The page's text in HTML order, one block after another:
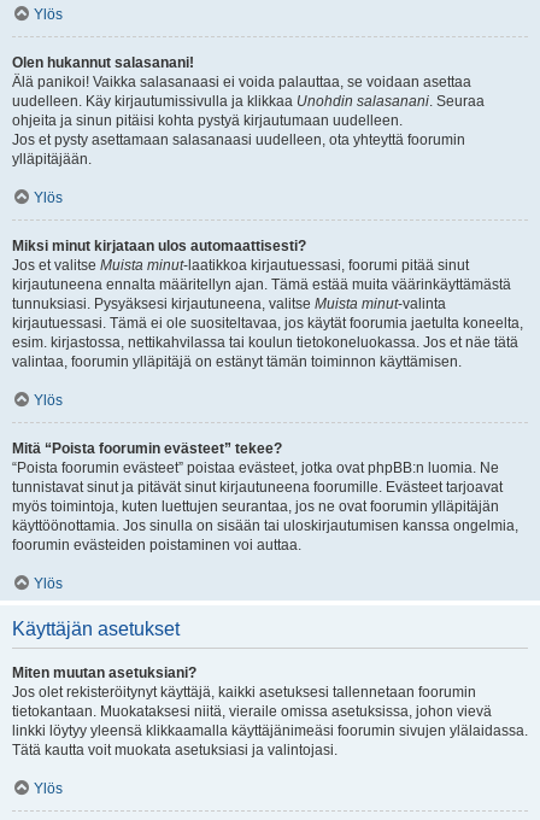
Ylös
Olen hukannut salasanani!
Älä panikoi! Vaikka salasanaasi ei voida palauttaa, se voidaan asettaa
uudelleen. Käy kirjautumissivulla ja klikkaa Unohdin salasanani. Seuraa
ohjeita ja sinun pitäisi kohta pystyä kirjautumaan uudelleen.
Jos et pysty asettamaan salasanaasi uudelleen, ota yhteyttä foorumin
ylläpitäjään.
Ylös
Miksi minut kirjataan ulos automaattisesti?
Jos et valitse Muista minut-laatikkoa kirjautuessasi, foorumi pitää sinut
kirjautuneena ennalta määritellyn ajan. Tämä estää muita väärinkäyttämästä
tunnuksiasi. Pysyäksesi kirjautuneena, valitse Muista minut-valinta
kirjautuessasi. Tämä ei ole suositeltavaa, jos käytät foorumia jaetulta koneelta,
esim. kirjastossa, nettikahvilassa tai koulun tietokoneluokassa. Jos et näe tätä
valintaa, foorumin ylläpitäjä on estänyt tämän toiminnon käyttämisen.
Ylös
Mitä “Poista foorumin evästeet” tekee?
“Poista foorumin evästeet” poistaa evästeet, jotka ovat phpBB:n luomia. Ne
tunnistavat sinut ja pitävät sinut kirjautuneena foorumille. Evästeet tarjoavat
myös toimintoja, kuten luettujen seurantaa, jos ne ovat foorumin ylläpitäjän
käyttöönottamia. Jos sinulla on sisään tai uloskirjautumisen kanssa ongelmia,
foorumin evästeiden poistaminen voi auttaa.
Ylös
Käyttäjän asetukset
Miten muutan asetuksiani?
Jos olet rekisteröitynyt käyttäjä, kaikki asetuksesi tallennetaan foorumin
tietokantaan. Muokataksesi niitä, vieraile omissa asetuksissa, johon vievä
linkki löytyy yleensä klikkaamalla käyttäjänimeäsi foorumin sivujen ylälaidassa.
Tätä kautta voit muokata asetuksiasi ja valintojasi.
Ylös